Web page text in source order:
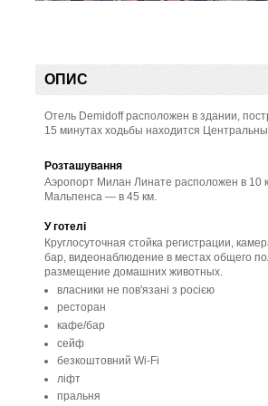
ОПИС
Отель Demidoff расположен в здании,
15 минутах ходьбы находится
Розташування
Аэропорт Милан Линате расположен в 10
Мальпенса — в 45 км.
У готелі
Круглосуточная стойка регистрации,
бар, видеонаблюдение в местах общего
размещение домашних животных.
власники не пов'язані з росією
ресторан
кафе/бар
сейф
безкоштовний Wi-Fi
ліфт
пральня